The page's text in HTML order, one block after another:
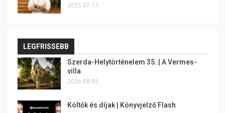
2025.07.17.
LEGFRISSEBB
Szerda-Helytörténelem 35. | A Vermes-
villa
2026.08.05.
Költők és díjak | Könyvjelző Flash